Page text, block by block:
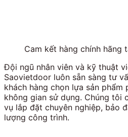
Cam kết hàng chính hãng
Đội ngũ nhân viên và kỹ thuật
Saovietdoor luôn sẵn sàng tư
khách hàng chọn lựa sản phẩm
không gian sử dụng. Chúng tôi
vụ lắp đặt chuyên nghiệp, bảo
lượng công trình.